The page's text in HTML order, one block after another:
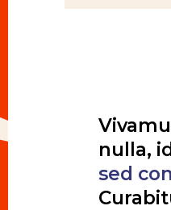
nulla,
sed